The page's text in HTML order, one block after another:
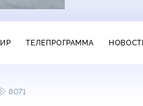
ТЕЛЕПРОГРАММА
8071